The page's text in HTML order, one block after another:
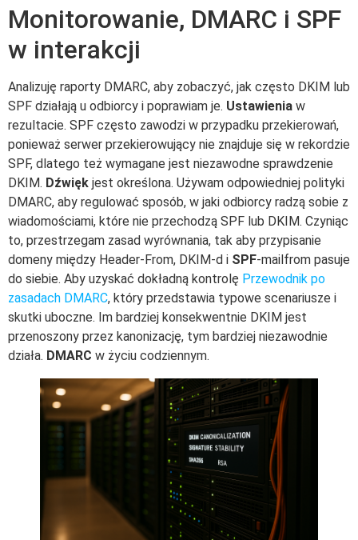
Monitorowanie, DMARC i SPF
w interakcji
Analizuję raporty DMARC, aby zobaczyć, jak często DKIM lub
SPF działają u odbiorcy i poprawiam je. Ustawienia w
rezultacie. SPF często zawodzi w przypadku przekierowań,
ponieważ serwer przekierowujący nie znajduje się w rekordzie
SPF, dlatego też wymagane jest niezawodne sprawdzenie
DKIM. Dźwięk jest określona. Używam odpowiedniej polityki
DMARC, aby regulować sposób, w jaki odbiorcy radzą sobie z
wiadomościami, które nie przechodzą SPF lub DKIM. Czyniąc
to, przestrzegam zasad wyrównania, tak aby przypisanie
domeny między Header-From, DKIM-d i SPF-mailfrom pasuje
do siebie. Aby uzyskać dokładną kontrolę Przewodnik po
zasadach DMARC, który przedstawia typowe scenariusze i
skutki uboczne. Im bardziej konsekwentnie DKIM jest
przenoszony przez kanonizację, tym bardziej niezawodnie
działa. DMARC w życiu codziennym.